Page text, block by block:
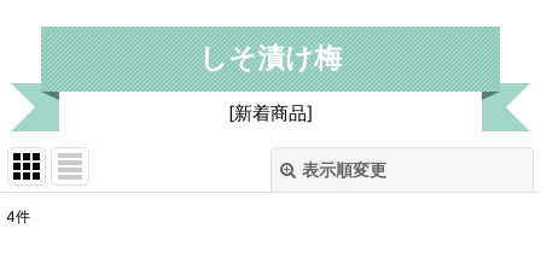
しそ漬け梅
[新着商品]
表示順変更
4件